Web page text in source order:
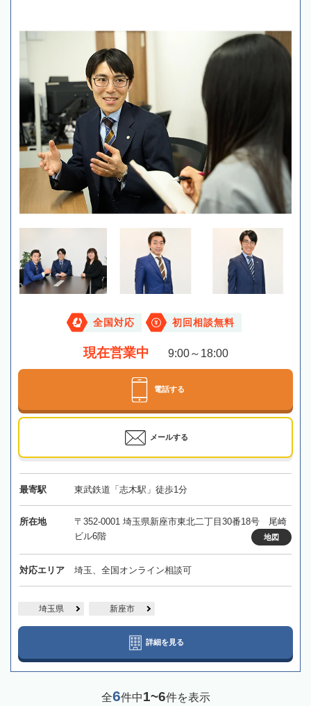
全国対応 初回相談無料
現在営業中 9:00～18:00
電話する
メールする
最寄駅 東武鉄道「志木駅」徒歩1分
所在地
〒352-0001 埼玉県新座市東北二丁目30番18号 尾崎
ビル6階
地図
対応エリア 埼玉、全国オンライン相談可
埼玉県 新座市
詳細を見る
全6件中1~6件を表示